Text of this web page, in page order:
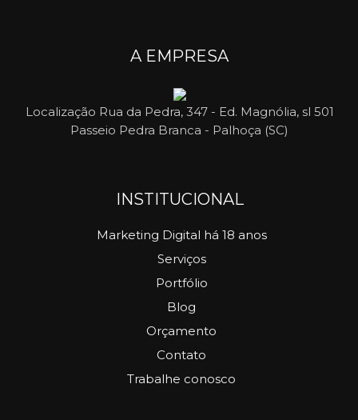
A EMPRESA
Localização Rua da Pedra, 347 - Ed. Magnólia, sl 501
Passeio Pedra Branca - Palhoça (SC)
INSTITUCIONAL
Marketing Digital há 18 anos
Serviços
Portfólio
Blog
Orçamento
Contato
Trabalhe conosco